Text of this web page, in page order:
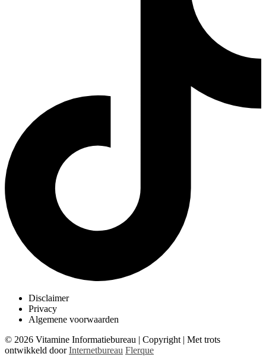
Disclaimer
Privacy
Algemene voorwaarden
© 2026 Vitamine Informatiebureau | Copyright | Met trots
ontwikkeld doorInternetbureau Flerque